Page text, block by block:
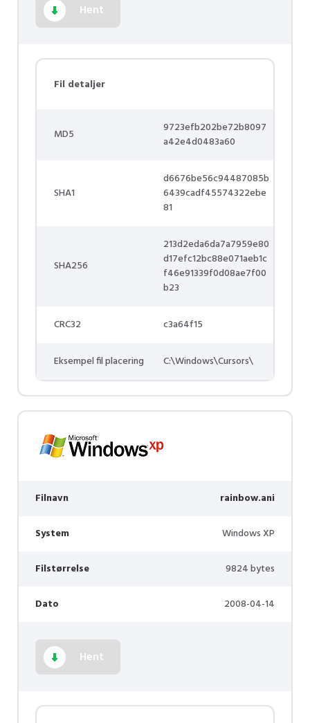
Hent
Fil detaljer
MD5
9723efb202be72b8097
a42e4d0483a60
SHA1
d6676be56c94487085b
6439cadf45574322ebe
81
SHA256
213d2eda6da7a7959e80
d17efc12bc88e071aeb1c
f46e91339f0d08ae7f00
b23
CRC32 c3a64f15
Eksempel fil placering C:\Windows\Cursors\
Filnavn rainbow.ani
System Windows XP
Filstørrelse 9824 bytes
Dato 2008-04-14
Hent